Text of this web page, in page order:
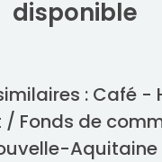
disponible
: Café -
/ Fonds de